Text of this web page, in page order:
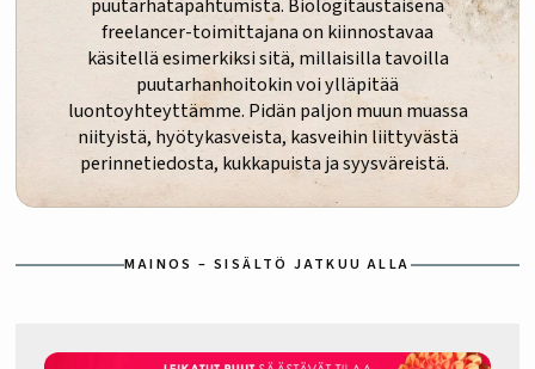
puutarhatapahtumista. Biologitaustaisena
freelancer-toimittajana on kiinnostavaa
käsitellä esimerkiksi sitä, millaisilla tavoilla
puutarhanhoitokin voi ylläpitää
luontoyhteyttämme. Pidän paljon muun muassa
niityistä, hyötykasveista, kasveihin liittyvästä
perinnetiedosta, kukkapuista ja syysväreistä.
MAINOS – SISÄLTÖ JATKUU ALLA